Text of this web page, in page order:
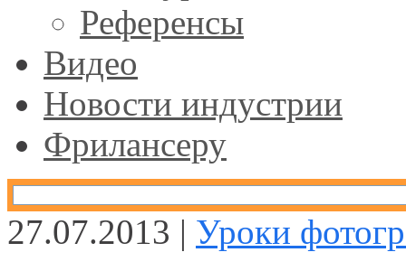
Референсы
Видео
Новости индустрии
Фрилансеру
27.07.2013 | Уроки